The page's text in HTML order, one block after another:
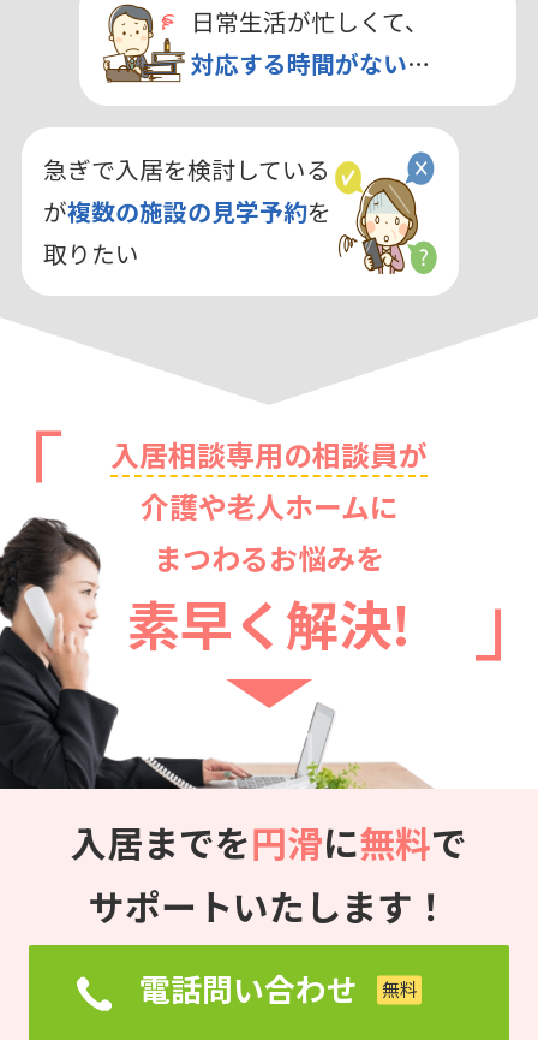
日常生活が忙しくて、
対応する時間がない…
急ぎで入居を検討している
が複数の施設の見学予約を
取りたい
入居相談専用の相談員が
介護や老人ホームに
まつわるお悩みを
素早く解決!
入居までを円滑に無料で
サポートいたします！
電話問い合わせ